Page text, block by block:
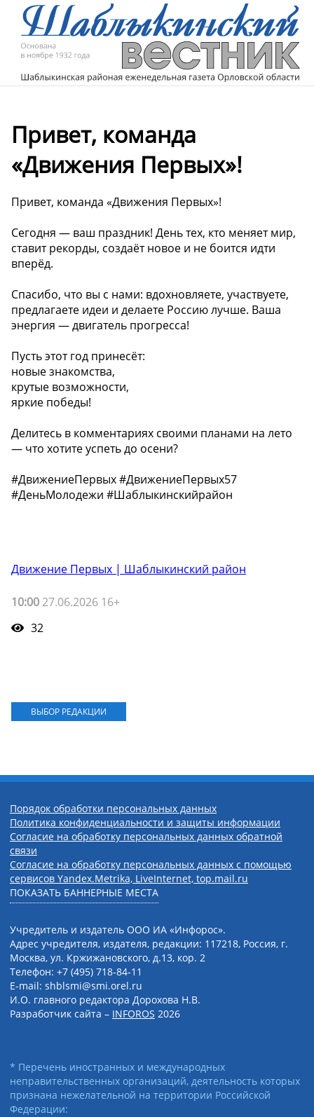
Привет, команда
«Движения Первых»!
Привет, команда «Движения Первых»!
Сегодня — ваш праздник! День тех, кто меняет мир,
ставит рекорды, создаёт новое и не боится идти
вперёд.
Спасибо, что вы с нами: вдохновляете, участвуете,
предлагаете идеи и делаете Россию лучше. Ваша
энергия — двигатель прогресса!
Пусть этот год принесёт:
новые знакомства,
крутые возможности,
️яркие победы!
Делитесь в комментариях своими планами на лето
— что хотите успеть до осени?
#ДвижениеПервых #ДвижениеПервых57
#ДеньМолодежи #Шаблыкинскийрайон
Движение Первых | Шаблыкинский район
10:00 27.06.2026 16+
32
ВЫБОР РЕДАКЦИИ
Порядок обработки персональных данных
Политика конфиденциальности и защиты информации
Согласие на обработку персональных данных обратной
связи
Согласие на обработку персональных данных с помощью
сервисов Yandex.Metrika, LiveInternet, top.mail.ru
ПОКАЗАТЬ БАННЕРНЫЕ МЕСТА
Учредитель и издатель ООО ИА «Инфорос».
Адрес учредителя, издателя, редакции: 117218, Россия, г.
Москва, ул. Кржижановского, д.13, кор. 2
Телефон: +7 (495) 718-84-11
E-mail: shblsmi@smi.orel.ru
И.О. главного редактора Дорохова Н.В.
Разработчик сайта – INFOROS 2026
* Перечень иностранных и международных
неправительственных организаций, деятельность которых
признана нежелательной на территории Российской
Федерации: